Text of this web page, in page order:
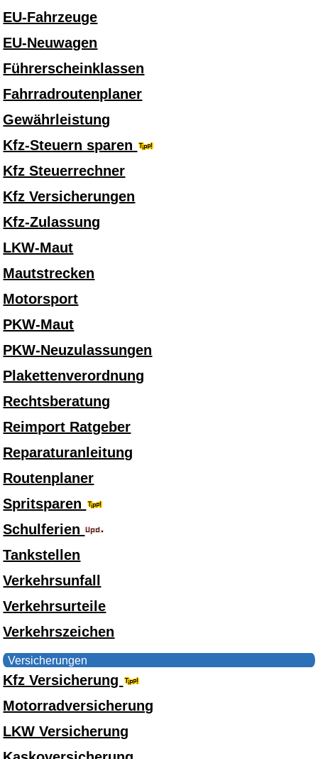
EU-Fahrzeuge
EU-Neuwagen
Führerscheinklassen
Fahrradroutenplaner
Gewährleistung
Kfz-Steuern sparen
Kfz Steuerrechner
Kfz Versicherungen
Kfz-Zulassung
LKW-Maut
Mautstrecken
Motorsport
PKW-Maut
PKW-Neuzulassungen
Plakettenverordnung
Rechtsberatung
Reimport Ratgeber
Reparaturanleitung
Routenplaner
Spritsparen
Schulferien
Tankstellen
Verkehrsunfall
Verkehrsurteile
Verkehrszeichen
Versicherungen
Kfz Versicherung
Motorradversicherung
LKW Versicherung